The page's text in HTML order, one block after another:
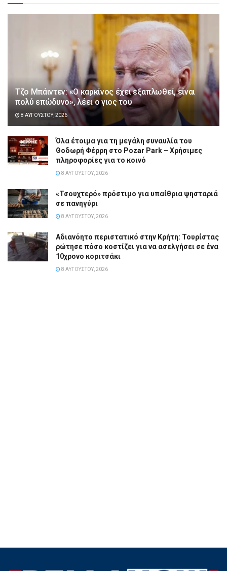
Τζο Μπάιντεν: «Ο καρκίνος έχει εξαπλωθεί, είναι
πολύ επώδυνο», λέει ο γιος του
8 ΑΥΓΟΎΣΤΟΥ, 2026
Όλα έτοιμα για τη μεγάλη συναυλία του
Θοδωρή Φέρρη στο Pozar Park – Χρήσιμες
πληροφορίες για το κοινό
8 ΑΥΓΟΎΣΤΟΥ, 2026
«Τσουχτερό» πρόστιμο για υπαίθρια ψησταριά
σε πανηγύρι
8 ΑΥΓΟΎΣΤΟΥ, 2026
Αδιανόητο περιστατικό στην Κρήτη: Τουρίστας
ρώτησε πόσο κοστίζει για να ασελγήσει σε ένα
10χρονο κοριτσάκι
8 ΑΥΓΟΎΣΤΟΥ, 2026